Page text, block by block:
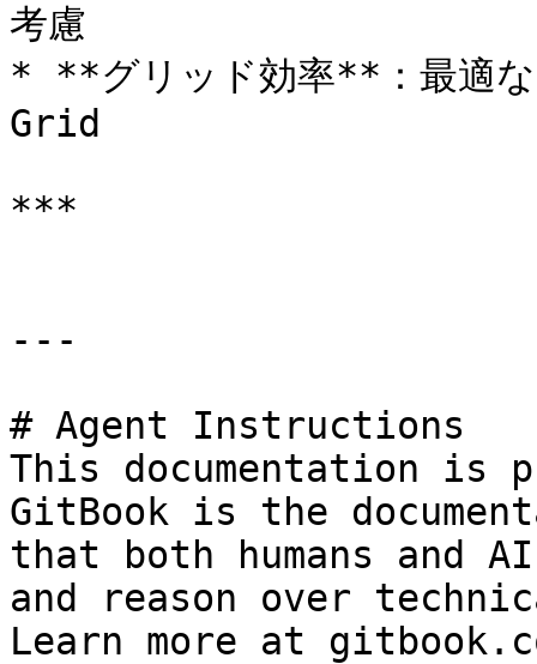
考慮
* **グリッド効率**：最適な
Grid
***
---
# Agent Instructions
This documentation is
GitBook is the
that both humans and
and reason over
Learn more at